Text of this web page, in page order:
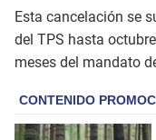
Esta cancelación se
del TPS hasta
meses del mandato